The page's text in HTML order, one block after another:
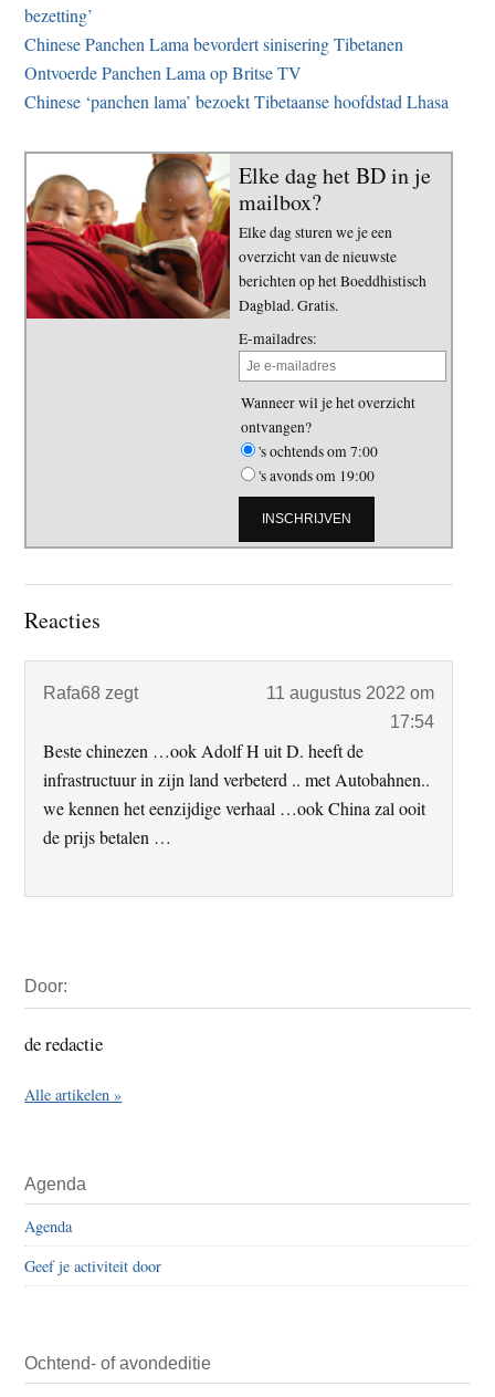
bezetting’
Chinese Panchen Lama bevordert sinisering Tibetanen
Ontvoerde Panchen Lama op Britse TV
Chinese ‘panchen lama’ bezoekt Tibetaanse hoofdstad Lhasa
Elke dag het BD in je
mailbox?
Elke dag sturen we je een
overzicht van de nieuwste
berichten op het Boeddhistisch
Dagblad. Gratis.
E-mailadres:
Wanneer wil je het overzicht
ontvangen?
's ochtends om 7:00
's avonds om 19:00
Lees
Reacties
Rafa68 zegt
11 augustus 2022 om
17:54
Beste chinezen …ook Adolf H uit D. heeft de
infrastructuur in zijn land verbeterd .. met Autobahnen..
we kennen het eenzijdige verhaal …ook China zal ooit
de prijs betalen …
Sidebar
Door:
de redactie
Alle artikelen »
Agenda
Agenda
Geef je activiteit door
Ochtend- of avondeditie